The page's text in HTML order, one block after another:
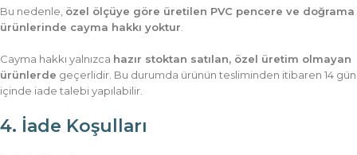
Bu nedenle, özel ölçüye göre üretilen PVC pencere ve doğrama
ürünlerinde cayma hakkı yoktur
Cayma hakkı yalnızca hazır stoktan satılan, özel üretim olmayan
ürünlerde geçerlidir. Bu durumda ürünün tesliminden itibaren 14 gün
içinde iade talebi yapılabilir.
4. İade Koşulları